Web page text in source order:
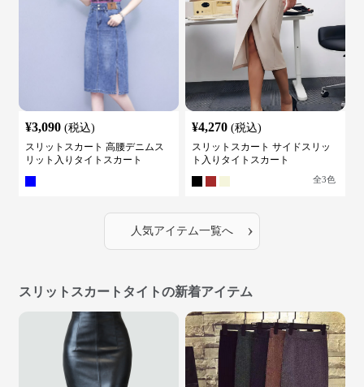
¥3,090 (税込)
スリットスカート 高腰デニムス
リット入りタイトスカート
¥4,270 (税込)
スリットスカート サイドスリッ
ト入りタイトスカート
全3色
人気アイテム一覧へ ›
スリットスカートタイトの新着アイテム